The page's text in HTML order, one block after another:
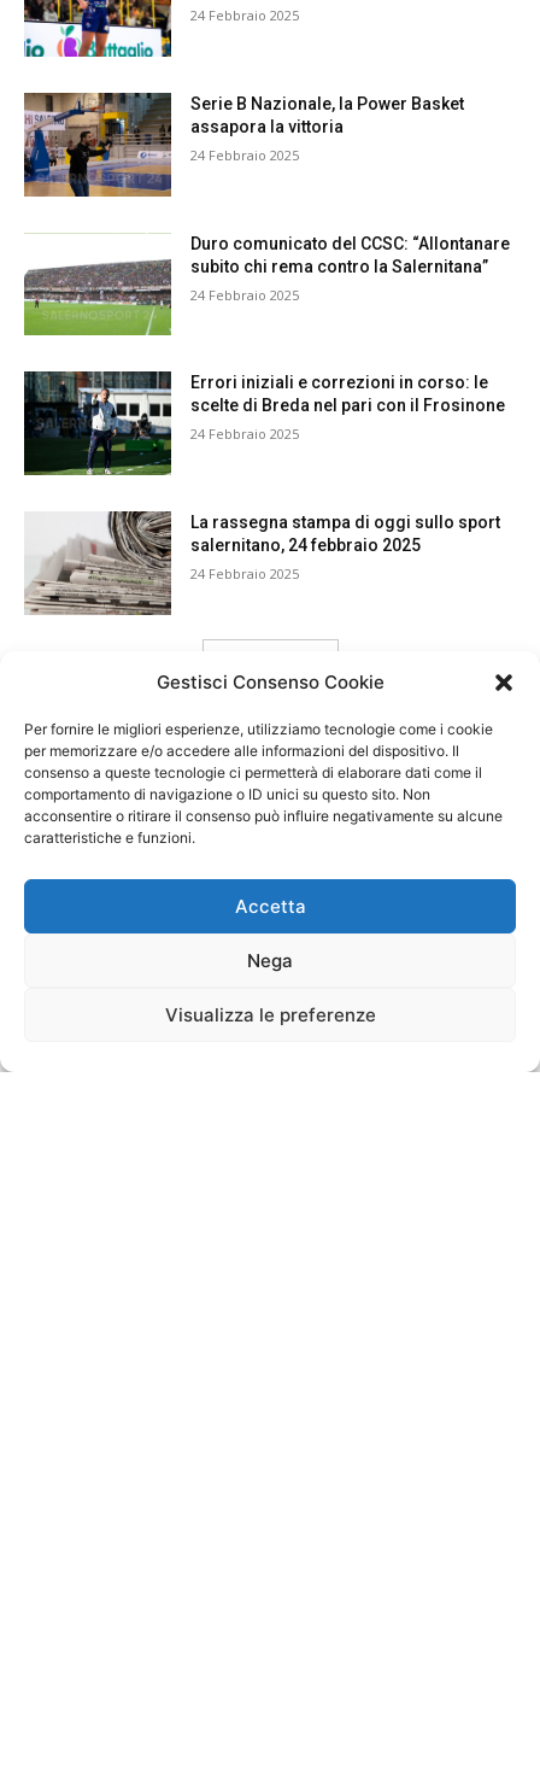
Gestisci Consenso Cookie
Per fornire le migliori esperienze, utilizziamo tecnologie come i cookie
per memorizzare e/o accedere alle informazioni del dispositivo. Il
consenso a queste tecnologie ci permetterà di elaborare dati come il
comportamento di navigazione o ID unici su questo sito. Non
acconsentire o ritirare il consenso può influire negativamente su alcune
caratteristiche e funzioni.
Accetta
Nega
Visualizza le preferenze
24 Febbraio 2025
Serie B Nazionale, la Power Basket
assapora la vittoria
24 Febbraio 2025
Duro comunicato del CCSC: “Allontanare
subito chi rema contro la Salernitana”
24 Febbraio 2025
Errori iniziali e correzioni in corso: le
scelte di Breda nel pari con il Frosinone
24 Febbraio 2025
La rassegna stampa di oggi sullo sport
salernitano, 24 febbraio 2025
24 Febbraio 2025